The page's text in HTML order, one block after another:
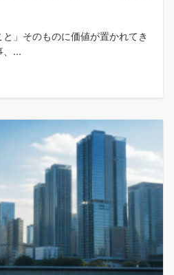
」そのものに価値が置かれてき
、...